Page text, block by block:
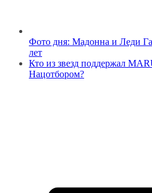
Фото дня: Мадонна и Леди
лет
Кто из звезд поддержал
Нацотбором?